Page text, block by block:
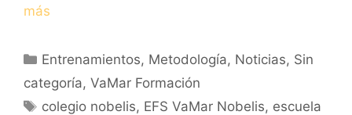
más
Categorías
Entrenamientos, Metodología, Noticias, Sin
categoría, VaMar Formación
Etiquetas
colegio nobelis, EFS VaMar Nobelis, escuela